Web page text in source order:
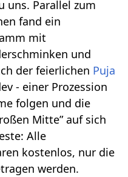
uns. Parallel zum
fand ein
mit
und
der feierlichen Puja
- einer Prozession
folgen und die
Mitte” auf sich
Alle
kostenlos, nur die
werden.